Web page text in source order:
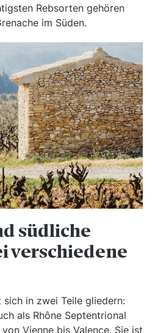
Rebsorten gehören
im Süden.
südliche
verschiedene
sich in zwei Teile gliedern:
als Rhône Septentrional
Vienne bis Valence. Sie ist